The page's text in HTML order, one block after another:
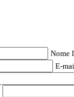
Nome
E-